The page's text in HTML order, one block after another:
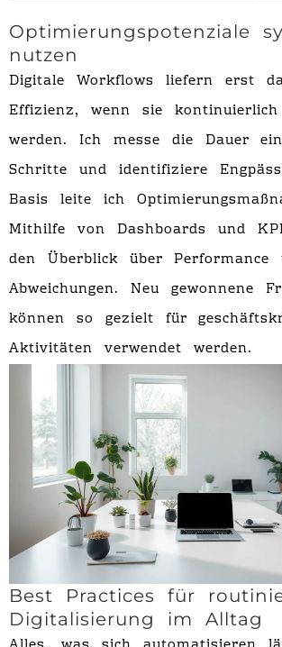
Optimierungspotenziale
nutzen
Digitale Workflows liefern erst
Effizienz, wenn sie kontinuierlich
werden. Ich messe die Dauer
Schritte und identifiziere
Basis leite ich
Mithilfe von Dashboards und
den Überblick über Performance
Abweichungen. Neu gewonnene
können so gezielt für
Aktivitäten verwendet werden.
Best Practices für
Digitalisierung im Alltag